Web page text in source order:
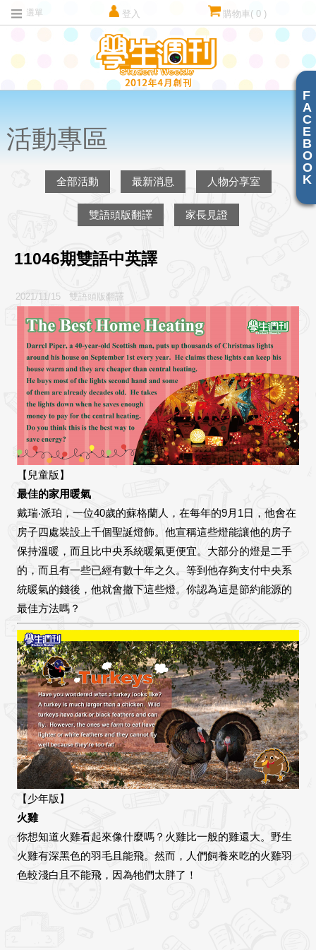
選單 登入 購物車( 0 )
活動專區
全部活動 最新消息 人物分享室
雙語頭版翻譯 家長見證
11046期雙語中英譯
2021/11/15 雙語頭版翻譯
【兒童版】
最佳的家用暖氣
戴瑞‧派珀，一位40歲的蘇格蘭人，在每年的9月1日，他會在
房子四處裝設上千個聖誕燈飾。他宣稱這些燈能讓他的房子
保持溫暖，而且比中央系統暖氣更便宜。大部分的燈是二手
的，而且有一些已經有數十年之久。等到他存夠支付中央系
統暖氣的錢後，他就會撤下這些燈。你認為這是節約能源的
最佳方法嗎？
【少年版】
火雞
你想知道火雞看起來像什麼嗎？火雞比一般的雞還大。野生
火雞有深黑色的羽毛且能飛。然而，人們飼養來吃的火雞羽
色較淺白且不能飛，因為牠們太胖了！
F
A
C
E
B
O
O
K